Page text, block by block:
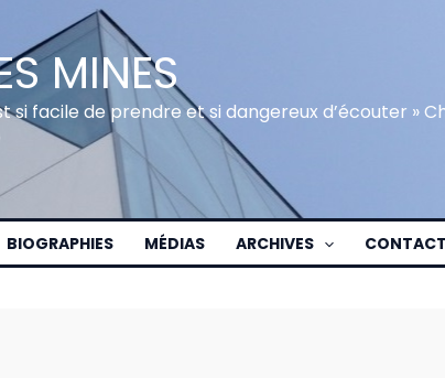
MINES
si facile de prendre et si dangereux d’écouter »
BIOGRAPHIES MÉDIAS ARCHIVES CONTACT